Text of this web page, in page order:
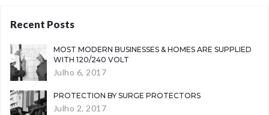
Recent Posts
MOST MODERN BUSINESSES & HOMES ARE SUPPLIED
WITH 120/240 VOLT
Julho 6, 2017
PROTECTION BY SURGE PROTECTORS
Julho 2, 2017